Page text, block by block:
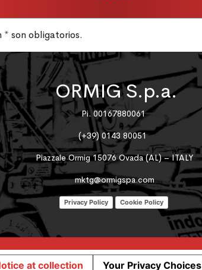
* son obligatorios.
ORMIG S.p.a.
Pi. 00167880061
(+39) 0143 80051
Piazzale Ormig 15076 Ovada (AL) – ITALY
mktg@ormigspa.com
Privacy Policy Cookie Policy
at collection Your Privacy Choices